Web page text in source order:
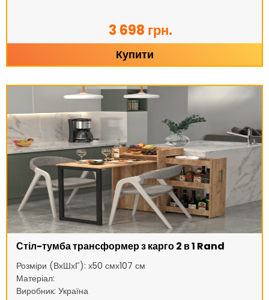
3 698 грн.
Купити
Стіл-тумба трансформер з карго 2 в 1 Rand
Розміри (ВхШхГ): х50 смх107 см
Матеріал:
Виробник: Україна